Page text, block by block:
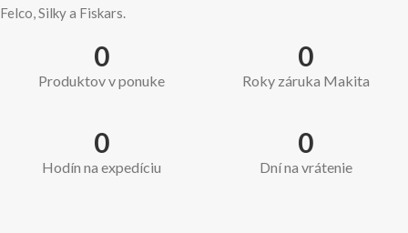
Felco, Silky a Fiskars.
0
Produktov v ponuke
0
Roky záruka Makita
0
Hodín na expedíciu
0
Dní na vrátenie